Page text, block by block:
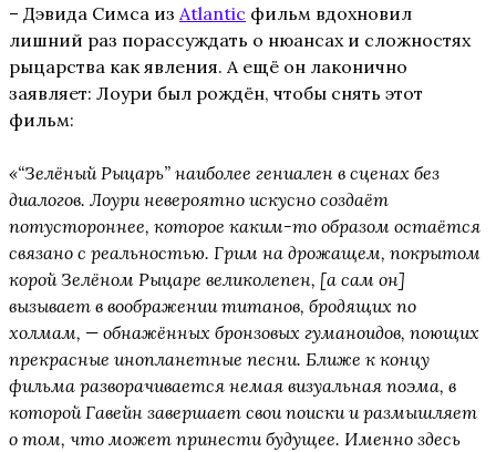
– Дэвида Симса из Atlantic фильм вдохновил
лишний раз порассуждать о нюансах и сложностях
рыцарства как явления. А ещё он лаконично
заявляет: Лоури был рождён, чтобы снять этот
фильм:
«“Зелёный Рыцарь” наиболее гениален в сценах без
диалогов. Лоури невероятно искусно создаёт
потустороннее, которое каким-то образом остаётся
связано с реальностью. Грим на дрожащем, покрытом
корой Зелёном Рыцаре великолепен, [а сам он]
вызывает в воображении титанов, бродящих по
холмам, — обнажённых бронзовых гуманоидов, поющих
прекрасные инопланетные песни. Ближе к концу
фильма разворачивается немая визуальная поэма, в
которой Гавейн завершает свои поиски и размышляет
о том, что может принести будущее. Именно здесь